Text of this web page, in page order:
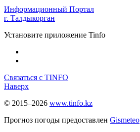
Информационный Портал
г. Талдыкорган
Установите приложение Tinfo
Связаться с TINFO
Наверх
© 2015–2026 www.tinfo.kz
Прогноз погоды предоставлен Gismeteo